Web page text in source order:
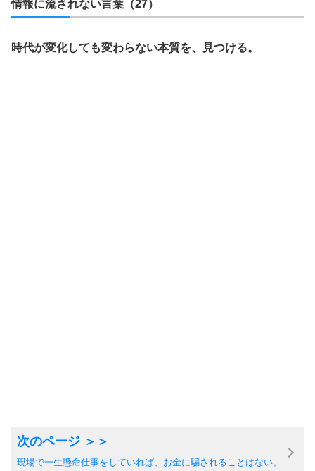
情報に流されない言葉（27）
時代が変化しても変わらない本質を、見つける。
現場で一生懸命仕事をしていれば、お金に騙されることはない。